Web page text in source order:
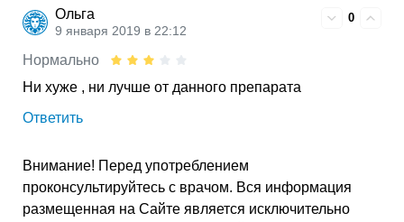
Ольга
9 января 2019 в 22:12
0
Нормально
Ни хуже , ни лучше от данного препарата
Ответить
Внимание! Перед употреблением
проконсультируйтесь с врачом. Вся информация
размещенная на Сайте является исключительно